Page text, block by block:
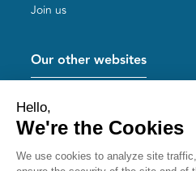
Join us
Our other websites
Mémoires vives
Useful links